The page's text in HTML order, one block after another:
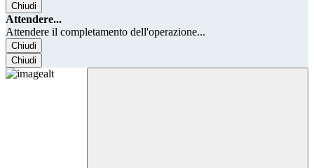
Chiudi
Attendere...
Attendere il completamento dell'operazione...
Chiudi
Chiudi